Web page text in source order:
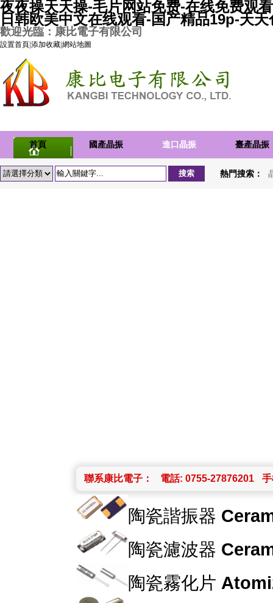
夜夜操天天操-毛片网站免费-在线免费观
日韩欧美中文在线观看-国产精品19p-天
歡迎光臨：康比電子有限公司
設置首頁 添加收藏 網站地圖
首頁 國產晶振 進口晶振 臺產晶振
熱門搜索：
聯系康比電子： 電話: 0755-27876201
陶瓷諧振器
陶瓷濾波器
陶瓷霧化片